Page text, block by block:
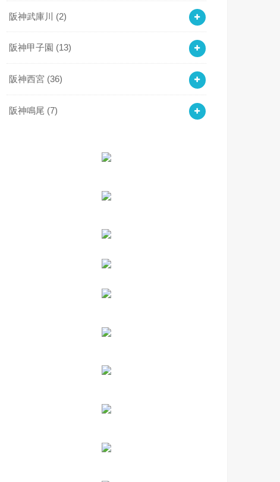
阪神武庫川 (2)
阪神甲子園 (13)
阪神西宮 (36)
阪神鳴尾 (7)